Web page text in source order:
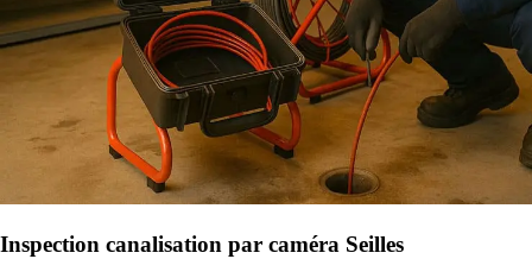
Inspection canalisation par caméra Seilles